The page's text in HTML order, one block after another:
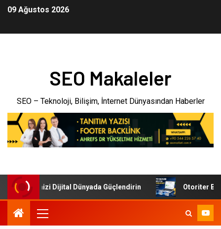
09 Ağustos 2026
SEO Makaleler
SEO – Teknoloji, Bilişim, İnternet Dünyasından Haberler
İşletmenizi Dijital Dünyada Güçlendirin Otoriter